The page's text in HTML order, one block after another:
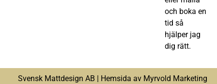
och boka en
tid så
hjälper jag
dig rätt.
Svensk Mattdesign AB | Hemsida av Myrvold Marketing